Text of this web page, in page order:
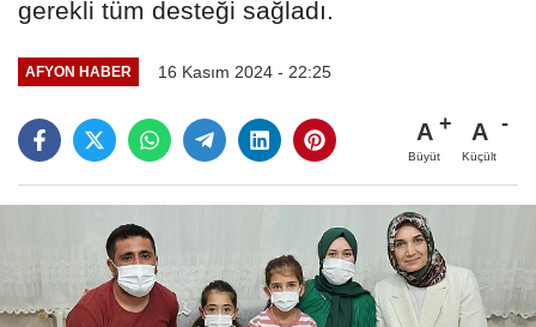
gerekli tüm desteği sağladı.
AFYON HABER 16 Kasım 2024 - 22:25
A
Büyüt
A
Küçült